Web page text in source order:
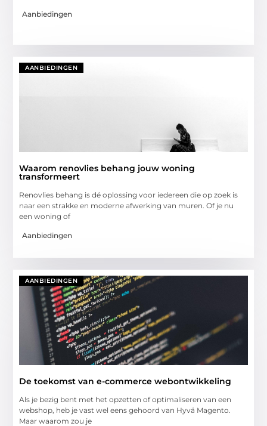
Aanbiedingen
AANBIEDINGEN
Waarom renovlies behang jouw woning
transformeert
Renovlies behang is dé oplossing voor iedereen die op zoek is
naar een strakke en moderne afwerking van muren. Of je nu
een woning of
Aanbiedingen
AANBIEDINGEN
De toekomst van e-commerce webontwikkeling
Als je bezig bent met het opzetten of optimaliseren van een
webshop, heb je vast wel eens gehoord van Hyvä Magento.
Maar waarom zou je